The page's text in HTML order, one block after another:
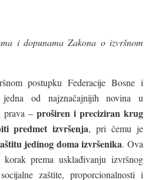
i dopunama Zakona o izvršnom
postupku Federacije Bosne i
jedna od najznačajnijih novina u
prava – proširen i preciziran krug
predmet izvršenja, pri čemu je
jedinog doma izvršenika. Ova
korak prema usklađivanju izvršnog
zaštite, proporcionalnosti i